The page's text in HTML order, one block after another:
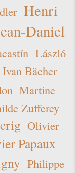
Henri
Daniel
László
Bächer
Martine
Zufferey
Olivier
Papaux
Philippe